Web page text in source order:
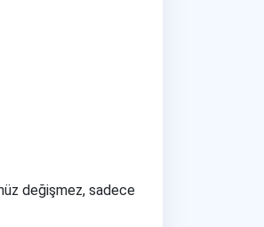
değişmez, sadece